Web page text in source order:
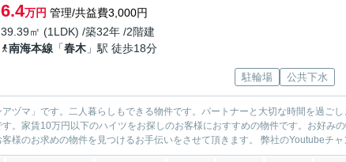
6.4万円 管理/共益費3,000円
39.39㎡ (1LDK) /築32年 /2階建
南海本線 「春木 」駅 徒歩18分
駐輪場 公共下水
ヅマ」です。二人暮らしもできる物件です。パートナーと大切な時間を過ご
。家賃10万円以下のハイツをお探しのお客様におすすめの物件です。お好み
まで内見のご予約をご連絡下さい。お客様のお求めの物件を見つけるお手伝いをさせて頂きます。 弊